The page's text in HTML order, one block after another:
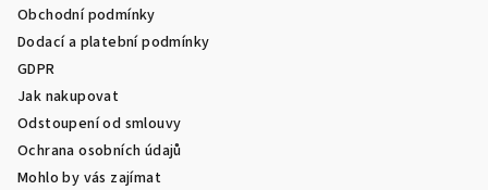
Obchodní podmínky
Dodací a platební podmínky
GDPR
Jak nakupovat
Odstoupení od smlouvy
Ochrana osobních údajů
Mohlo by vás zajímat